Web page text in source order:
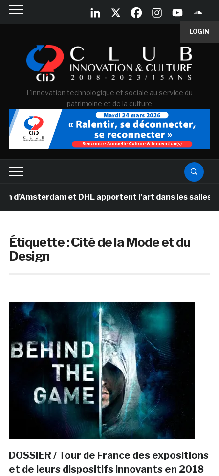
LOGIN
L'innovation technologique et sociale au service du
patrimoine et de la culture
et DHL apportent l’art dans les salles de
Étiquette :Cité de la Mode et du
Design
DOSSIER / Tour de France des expositions
et de leurs dispositifs innovants en 2018